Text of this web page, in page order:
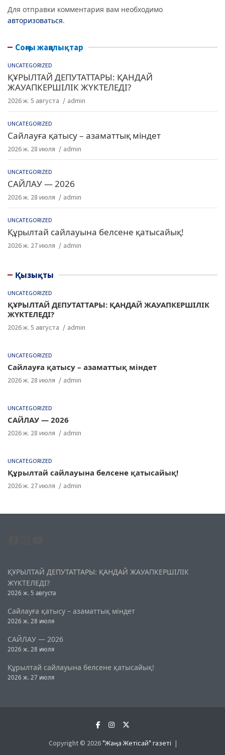
Для отправки комментария вам необходимо
авторизоваться.
Соңғы жаңалықтар
UNCATEGORIZED
ҚҰРЫЛТАЙ ДЕПУТАТТАРЫ: ҚАНДАЙ
ЖАУАПКЕРШІЛІК ЖҮКТЕЛЕДІ?
2026 ж. 5 августа admin
UNCATEGORIZED
Сайлауға қатысу – азаматтық міндет
2026 ж. 28 июля admin
UNCATEGORIZED
САЙЛАУ — 2026
2026 ж. 28 июля admin
UNCATEGORIZED
Құрылтай сайлауына белсене қатысайық!
2026 ж. 27 июля admin
Қызықты
UNCATEGORIZED
ҚҰРЫЛТАЙ ДЕПУТАТТАРЫ: ҚАНДАЙ ЖАУАПКЕРШІЛІК
ЖҮКТЕЛЕДІ?
2026 ж. 5 августа admin
UNCATEGORIZED
Сайлауға қатысу – азаматтық міндет
2026 ж. 28 июля admin
UNCATEGORIZED
САЙЛАУ — 2026
2026 ж. 28 июля admin
UNCATEGORIZED
Құрылтай сайлауына белсене қатысайық!
2026 ж. 27 июля admin
ҚҰРЫЛТАЙ ДЕПУТАТТАРЫ: ҚАНДАЙ ЖАУАПКЕРШІЛІК
ЖҮКТЕЛЕДІ?
2026 ж. 5 августа
Сайлауға қатысу – азаматтық міндет
2026 ж. 28 июля
САЙЛАУ — 2026
2026 ж. 28 июля
Құрылтай сайлауына белсене қатысайық!
2026 ж. 27 июля
Copyright © 2026"Жаңа Жетісай" газеті